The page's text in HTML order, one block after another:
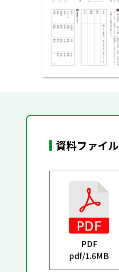
資料ファイル
PDF
pdf/1.6MB